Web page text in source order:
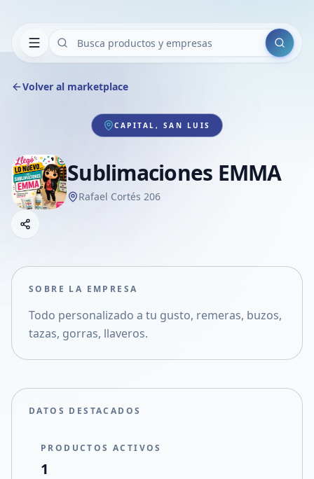
Buscar
Volver al marketplace
CAPITAL, SAN LUIS
Sublimaciones EMMA
Rafael Cortés 206
Compartir empresa
Compartir en X
SOBRE LA EMPRESA
Todo personalizado a tu gusto, remeras, buzos,
tazas, gorras, llaveros.
DATOS DESTACADOS
PRODUCTOS ACTIVOS
1